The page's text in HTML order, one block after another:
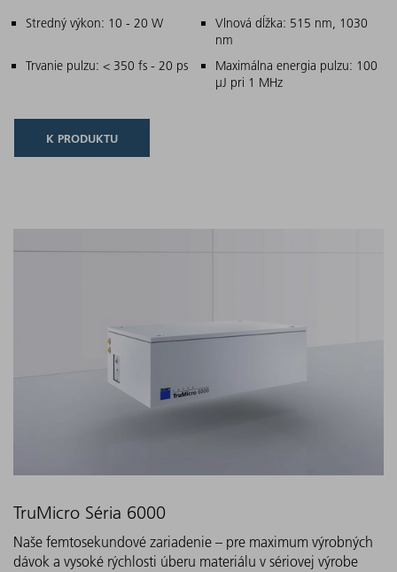
Hlavné znaky
Stredný výkon: 10 - 20 W
Vlnová dĺžka: 515 nm, 1030
nm
Trvanie pulzu: < 350 fs - 20 ps
Maximálna energia pulzu: 100
µJ pri 1 MHz
K PRODUKTU
TruMicro Séria 6000
Naše femtosekundové zariadenie – pre maximum výrobných
dávok a vysoké rýchlosti úberu materiálu v sériovej výrobe